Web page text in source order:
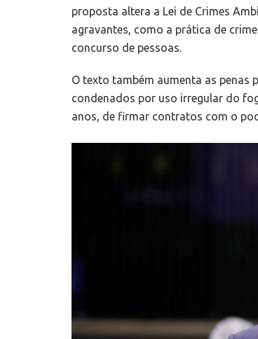
proposta altera a Lei de Crimes
agravantes, como a prática de
concurso de pessoas.
O texto também aumenta as penas
condenados por uso irregular do
anos, de firmar contratos com o